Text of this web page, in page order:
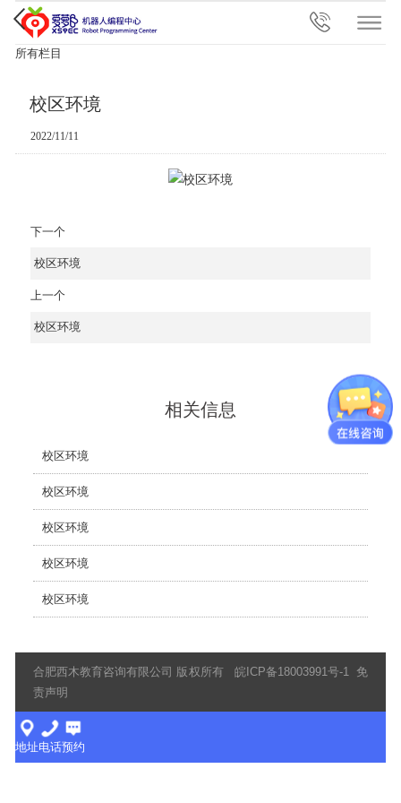
所有栏目
校区环境
2022/11/11
下一个
校区环境
上一个
校区环境
相关信息
校区环境
校区环境
校区环境
校区环境
校区环境
合肥西木教育咨询有限公司 版权所有 皖ICP备18003991号-1
免
责声明
地址电话预约